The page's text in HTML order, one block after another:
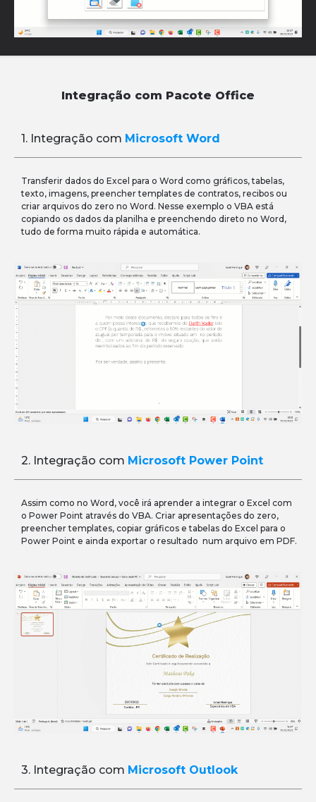
Integração com Pacote Office
1. Integração com Microsoft Word
Transferir dados do Excel para o Word como gráficos, tabelas,
texto, imagens, preencher templates de contratos, recibos ou
criar arquivos do zero no Word. Nesse exemplo o VBA está
copiando os dados da planilha e preenchendo direto no Word,
tudo de forma muito rápida e automática.
2. Integração com Microsoft Power Point
Assim como no Word, você irá aprender a integrar o Excel com
o Power Point através do VBA. Criar apresentações do zero,
preencher templates, copiar gráficos e tabelas do Excel para o
Power Point e ainda exportar o resultado num arquivo em PDF.
3. Integração com Microsoft Outlook